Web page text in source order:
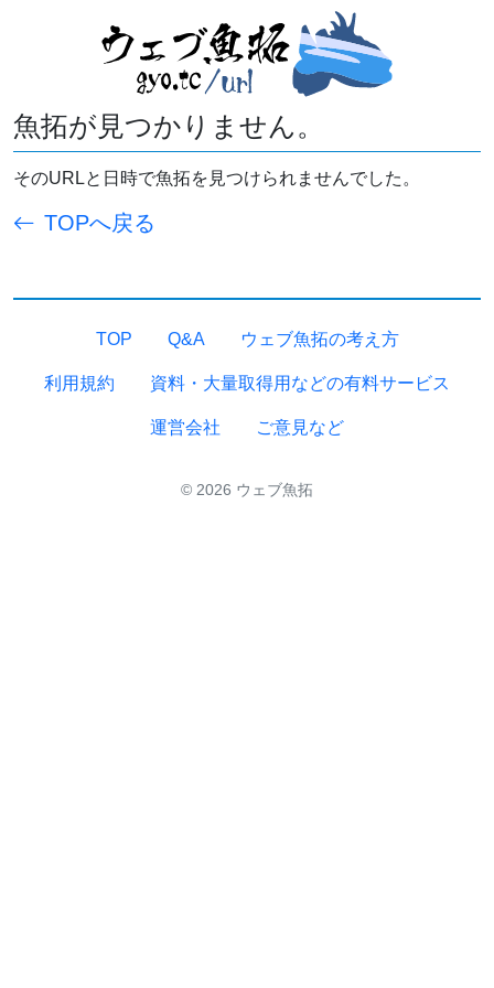
魚拓が見つかりません。
そのURLと日時で魚拓を見つけられませんでした。
TOPへ戻る
TOP Q&A ウェブ魚拓の考え方
利用規約 資料・大量取得用などの有料サービス
運営会社 ご意見など
© 2026 ウェブ魚拓